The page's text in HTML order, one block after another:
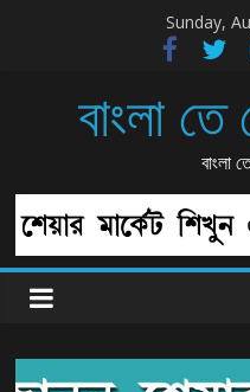
Sunday,
বাংলা তে
বাংলা